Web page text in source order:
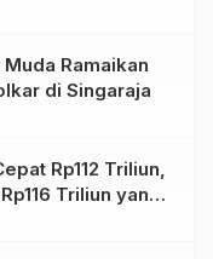
Ramaikan
di Singaraja
Rp112 Triliun,
Triliun yang